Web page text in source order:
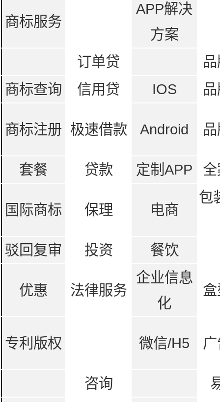
商标服务
APP解决
方案
订单贷
商标查询
信用贷 IOS
商标注册 极速借款 Android
套餐 贷款 定制APP
国际商标 保理 电商
包
驳回复审 投资 餐饮
优惠 法律服务
企业信息
化
专利版权 微信/H5
咨询